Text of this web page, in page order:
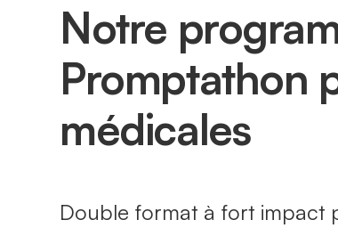
Notre
Promptathon
médicales
Double format à fort impact